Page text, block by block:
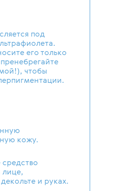
под
его только
чтобы
кожу.
средство
лице,
и руках.